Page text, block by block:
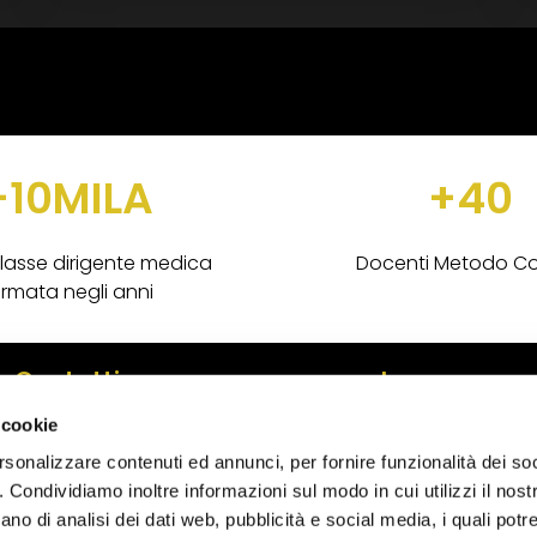
contenuti ed annunci, per fornire funzionalità dei
inoltre informazioni sul modo in cui utilizzi il
di analisi dei dati web, pubblicità e social media, i quali
dirigente medica
negli anni
+40
Docenti Metodo
Contatti
info@cordua.org
010589501
Lavora con